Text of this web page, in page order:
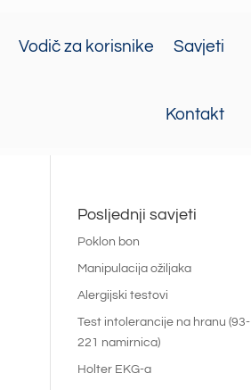
Vodič za korisnike Savjeti
Kontakt
Posljednji savjeti
Poklon bon
Manipulacija ožiljaka
Alergijski testovi
Test intolerancije na hranu (93-
221 namirnica)
Holter EKG-a